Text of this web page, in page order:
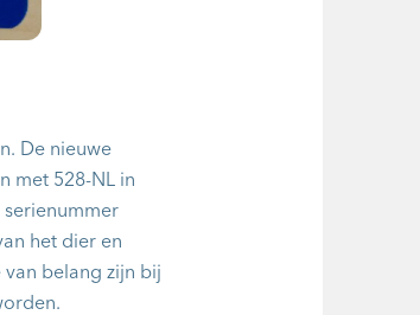
De nieuwe
met 528-NL in
het dier en
belang zijn bij